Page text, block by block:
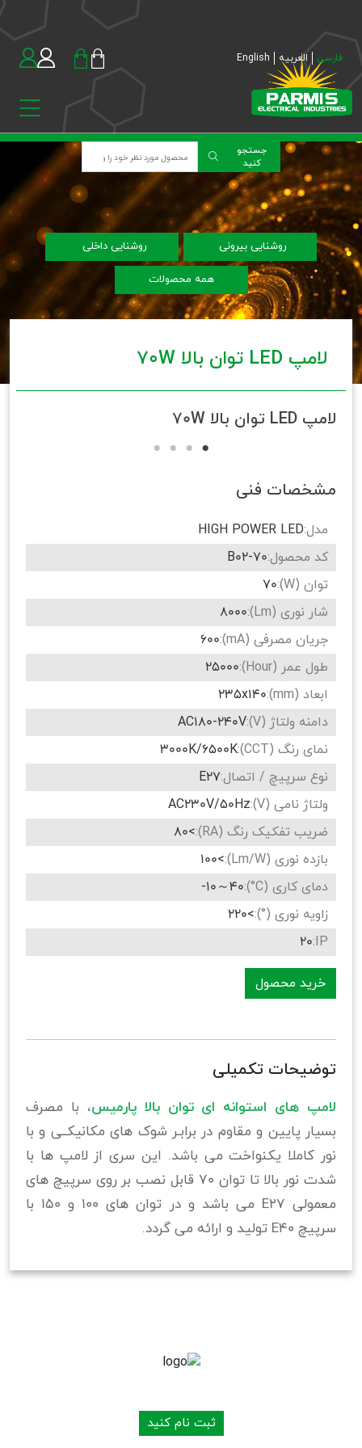
فارسی العربیه English
جستجو
کنید
روشنایی بیرونی روشنایی داخلی
همه محصولات
لامپ LED توان بالا 70W
لامپ LED توان بالا 70W
مشخصات فنی
مدل:HIGH POWER LED
کد محصول:B02-70
توان (W):
70
شار نوری (Lm):
8000
جریان مصرفی (mA):
600
طول عمر (Hour):
25000
ابعاد (mm):
235x140
دامنه ولتاژ (V):
AC180-240V
نمای رنگ (CCT):
3000K/6500K
نوع سرپیچ / اتصال:E27
ولتاژ نامی (V):
AC230V/50Hz
ضریب تفکیک رنگ (RA):
>80
بازده نوری (Lm/W):
>100
دمای کاری (C°):
40～10-
زاویه نوری (°):>220
IP:
20
خرید محصول
توضیحات تکمیلی
لامپ های استوانه ای توان بالا پارمیس، با مصرف
بسیار پایین و مقاوم در برابـر شوک های مکانیکــی و با
نور کاملا یکنواخت می باشد. این سری از لامپ ها با
شدت نور بالا تا توان 70 قابل نصب بر روی سرپیچ های
معمولی E27 می باشد و در توان های 100 و 150 با
سرپیچ E40 تولید و ارائه می گردد.
ثبت نام کنید